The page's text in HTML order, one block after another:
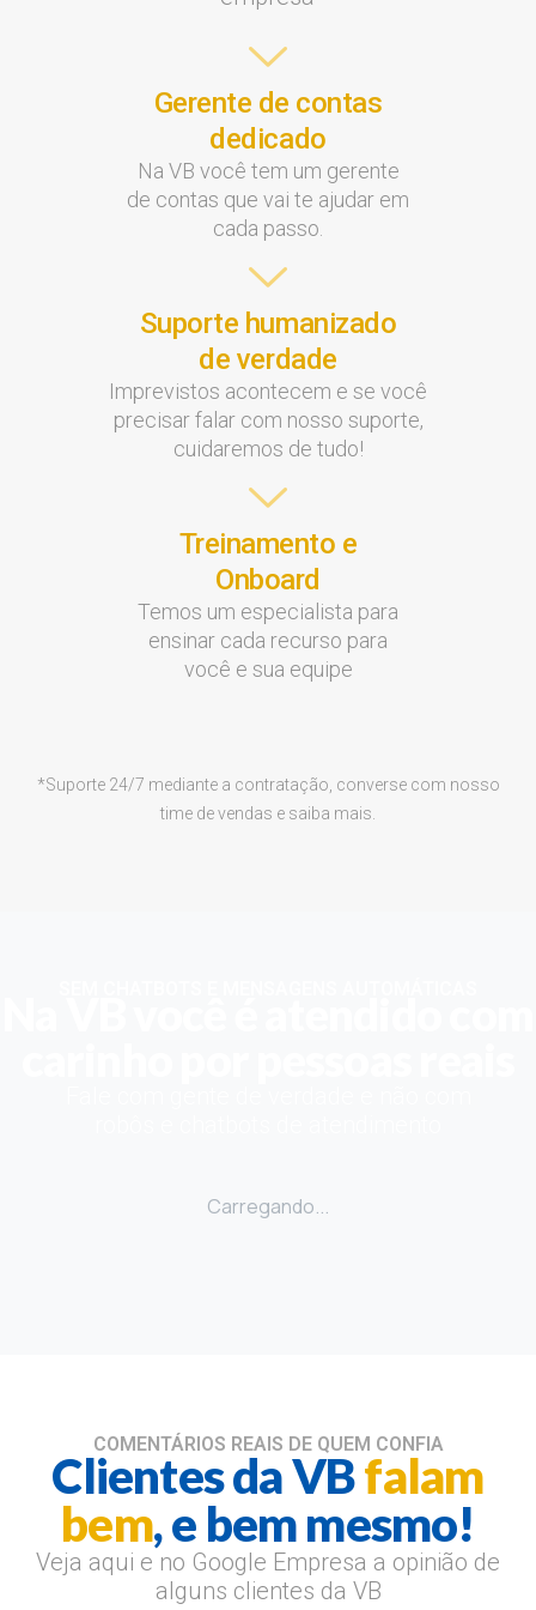
Gerente de contas
dedicado
Na VB você tem um gerente
de contas que vai te ajudar em
cada passo.
Suporte humanizado
de verdade
Imprevistos acontecem e se você
precisar falar com nosso suporte,
cuidaremos de tudo!
Treinamento e
Onboard
Temos um especialista para
ensinar cada recurso para
você e sua equipe
*Suporte 24/7 mediante a contratação, converse com nosso
time de vendas e saiba mais.
Carregando...
COMENTÁRIOS REAIS DE QUEM CONFIA
Clientes da VBfalam
bem, e bem mesmo!
Veja aqui e no Google Empresa a opinião de
alguns clientes da VB